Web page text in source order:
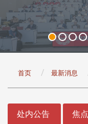
首页 最新消息
处内公告 焦